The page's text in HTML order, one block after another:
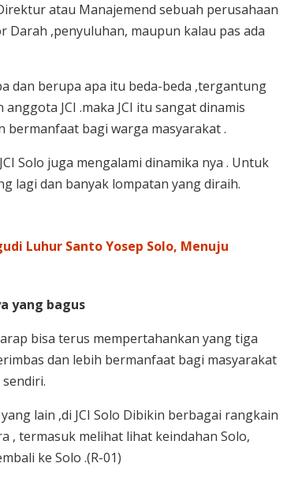
atau Manajemend sebuah perusahaan
Darah ,penyuluhan, maupun kalau pas ada
dan berupa apa itu beda-beda ,tergantung
JCI .maka JCI itu sangat dinamis
bermanfaat bagi warga masyarakat .
Solo juga mengalami dinamika nya . Untuk
lagi dan banyak lompatan yang diraih.
Luhur Santo Yosep Solo, Menuju
yang bagus
bisa terus mempertahankan yang tiga
dan lebih bermanfaat bagi masyarakat
lain ,di JCI Solo Dibikin berbagai rangkain
, termasuk melihat lihat keindahan Solo,
ke Solo .(R-01)